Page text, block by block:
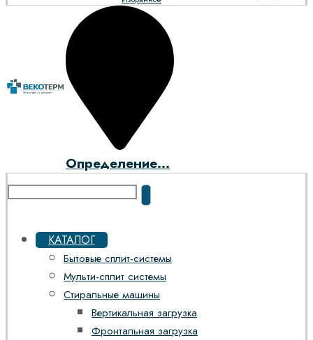
Определение...
КАТАЛОГ
Бытовые сплит-системы
Мульти-сплит системы
Стиральные машины
Вертикальная загрузка
Фронтальная загрузка